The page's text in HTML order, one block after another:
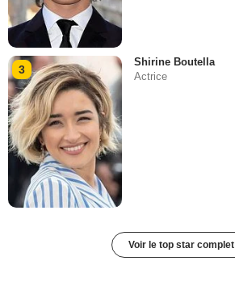
3
Shirine Boutella
Actrice
Voir le top star complet